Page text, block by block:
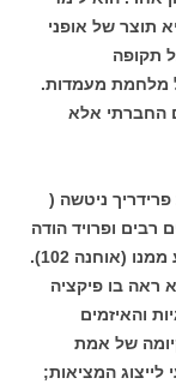
תוצר של אופני
תקופה
מלחמת מעמדות.
החברתי אלא
ניטשה (
רבים ופרויד הודה
כי הפסיק לקרוא בכתביו כדי לא להיות מושפע ממנו (אוחנה 102).
ראה בו פיקציה
והאיזמים
של אמת
המציאות;